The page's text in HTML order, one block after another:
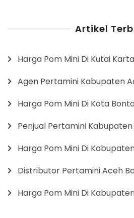
Artikel
Harga Pom Mini Di Kutai
Agen Pertamini Kabupaten
Harga Pom Mini Di Kota
Penjual Pertamini
Harga Pom Mini Di
Distributor Pertamini Aceh
Harga Pom Mini Di